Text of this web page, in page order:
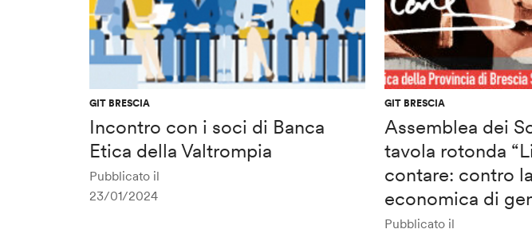
GIT BRESCIA
Incontro con i soci di Banca
Etica della Valtrompia
Pubblicato il
23/01/2024
GIT BRESCIA
Assemblea dei
tavola rotonda
contare: contro
economica di
Pubblicato il